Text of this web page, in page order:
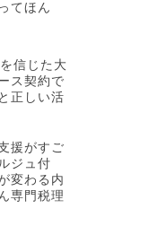
てほん
信じた大
ス契約で
正しい活
援がすご
ジュ付
変わる内
専門税理